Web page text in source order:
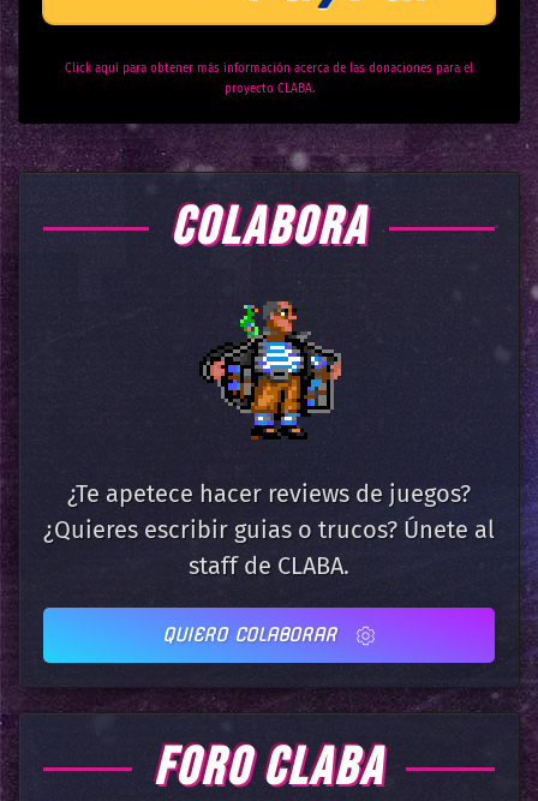
Click aquí para obtener más información acerca de las donaciones para el
proyecto CLABA.
COLABORA
¿Te apetece hacer reviews de juegos?
¿Quieres escribir guias o trucos? Únete al
staff de CLABA.
QUIERO COLABORAR
FORO CLABA